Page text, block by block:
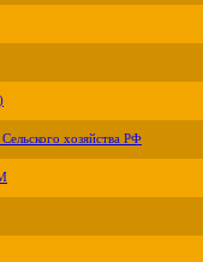
хозяйства РФ